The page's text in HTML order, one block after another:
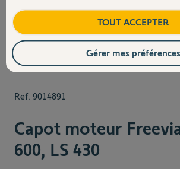
View larger image
Ref. 9014891
Capot moteur
600, LS 430
TOUT ACCEPTER
Gérer mes préférences